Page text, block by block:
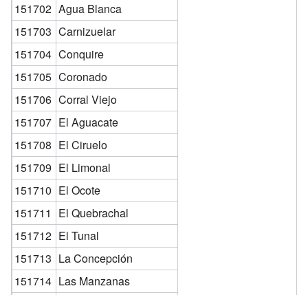
151702 Agua Blanca
151703 Carnizuelar
151704 Conquire
151705 Coronado
151706 Corral Viejo
151707 El Aguacate
151708 El Ciruelo
151709 El Limonal
151710 El Ocote
151711
El Quebrachal
151712 El Tunal
151713 La Concepción
151714 Las Manzanas